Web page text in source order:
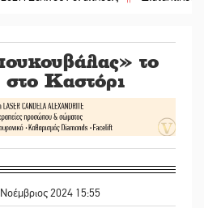
το
Καστόρι
2024 15:55